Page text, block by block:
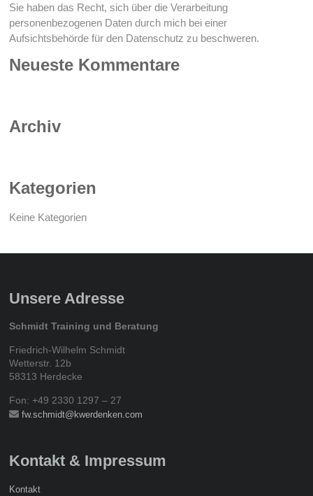
Sie haben das Recht, sich über die Verarbeitung
personenbezogenen Daten durch mich bei einer
Aufsichtsbehörde für den Datenschutz zu beschweren.
Neueste Kommentare
Archiv
Kategorien
Keine Kategorien
Unsere Adresse
Schmidt Training und Beratung
Friedrich-Wilhelm Schmidt
Wetterstr. 12b
58313 Herdecke
Fon: +49 2330 1297 – 27
fw.schmidt@kwerdenken.com
Kontakt & Impressum
Kontakt